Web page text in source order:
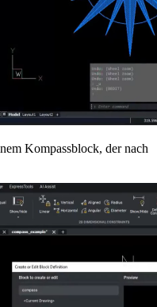
Kompassblock, der nach